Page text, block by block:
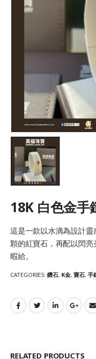
18K 白色金手
這是一款以水滴為設計
顆的紅寶石，再配以閃
暇給。
CATEGORIES: 鑽石, K金, 寶石, 手
RELATED PRODUCTS